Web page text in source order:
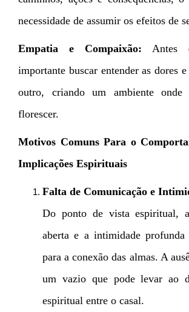
necessidade de assumir os efeitos de
Empatia e Compaixão: Antes
importante buscar entender as dores
outro, criando um ambiente onde
florescer.
Motivos Comuns Para o
Implicações Espirituais
Falta de Comunicação e
Do ponto de vista espiritual,
aberta e a intimidade profunda
para a conexão das almas. A
um vazio que pode levar ao
espiritual entre o casal.